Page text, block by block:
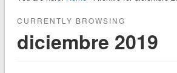
CURRENTLY BROWSING
diciembre 2019